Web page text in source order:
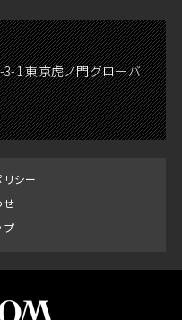
1 東京虎ノ門グローバ
シー
せ
プ